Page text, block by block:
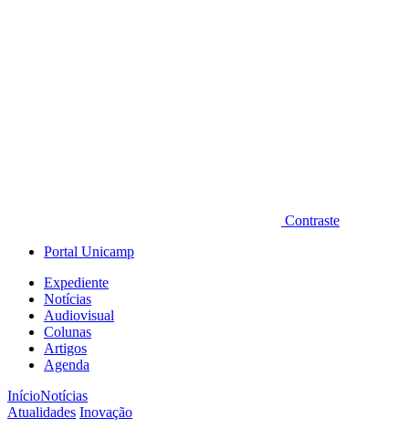
Contraste
Portal Unicamp
Expediente
Notícias
Audiovisual
Colunas
Artigos
Agenda
InícioNotícias
Atualidades Inovação